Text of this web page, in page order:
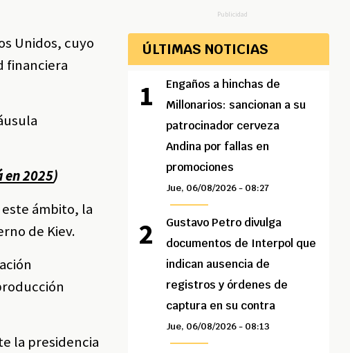
Unidos, cuyo
financiera
en 2025)
ámbito, la
de Kiev.
la presidencia
Publicidad
ÚLTIMAS NOTICIAS
Engaños a hinchas de
Millonarios: sancionan a su
patrocinador cerveza
Andina por fallas en
promociones
Jue, 06/08/2026 - 08:27
Gustavo Petro divulga
documentos de Interpol que
indican ausencia de
registros y órdenes de
captura en su contra
Jue, 06/08/2026 - 08:13